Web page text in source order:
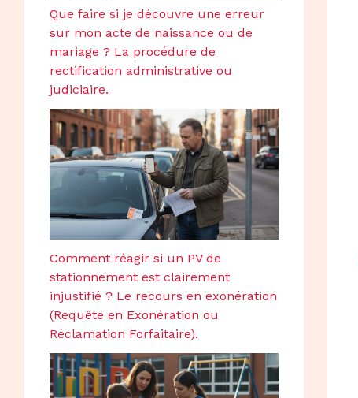
Que faire si je découvre une erreur
sur mon acte de naissance ou de
mariage ? La procédure de
rectification administrative ou
judiciaire.
Comment réagir si un PV de
stationnement est clairement
injustifié ? Le recours en exonération
(Requête en Exonération ou
Réclamation Forfaitaire).